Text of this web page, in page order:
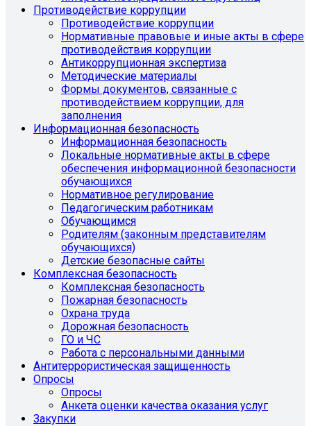
Противодействие коррупции
Противодействие коррупции
Нормативные правовые и иные акты в сфере
противодействия коррупции
Антикоррупционная экспертиза
Методические материалы
Формы документов, связанные с
противодействием коррупции, для
заполнения
Информационная безопасность
Информационная безопасность
Локальные нормативные акты в сфере
обеспечения информационной безопасности
обучающихся
Нормативное регулирование
Педагогическим работникам
Обучающимся
Родителям (законным представителям
обучающихся)
Детские безопасные сайты
Комплексная безопасность
Комплексная безопасность
Пожарная безопасность
Охрана труда
Дорожная безопасность
ГО и ЧС
Работа с персональными данными
Антитеррористическая защищенность
Опросы
Опросы
Анкета оценки качества оказания услуг
Закупки